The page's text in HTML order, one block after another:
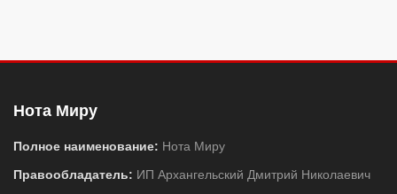
Нота Миру
Полное наименование: Нота Миру
Правообладатель: ИП Архангельский Дмитрий Николаевич